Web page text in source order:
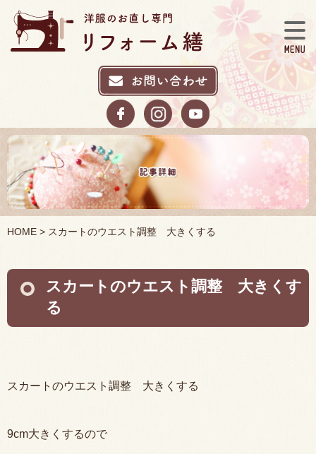
HOME > スカートのウエスト調整 大きくする
スカートのウエスト調整 大きくす
る
スカートのウエスト調整 大きくする
9cm大きくするので